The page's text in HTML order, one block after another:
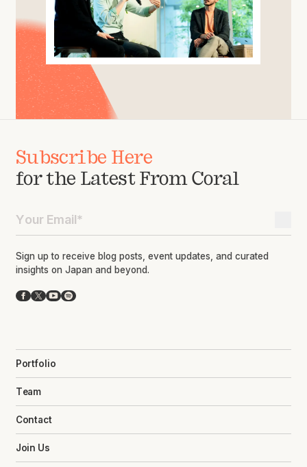
Subscribe Here
for the Latest From Coral
Sign up to receive blog posts, event updates, and curated
insights on Japan and beyond.
Facebook
X YouTube
Spotify
Portfolio
Team
Contact
Join Us